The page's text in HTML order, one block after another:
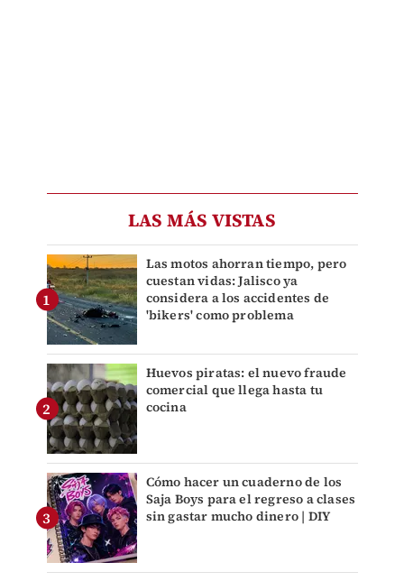
LAS MÁS VISTAS
Las motos ahorran tiempo, pero
cuestan vidas: Jalisco ya
considera a los accidentes de
'bikers' como problema
Huevos piratas: el nuevo fraude
comercial que llega hasta tu
cocina
Cómo hacer un cuaderno de los
Saja Boys para el regreso a clases
sin gastar mucho dinero | DIY